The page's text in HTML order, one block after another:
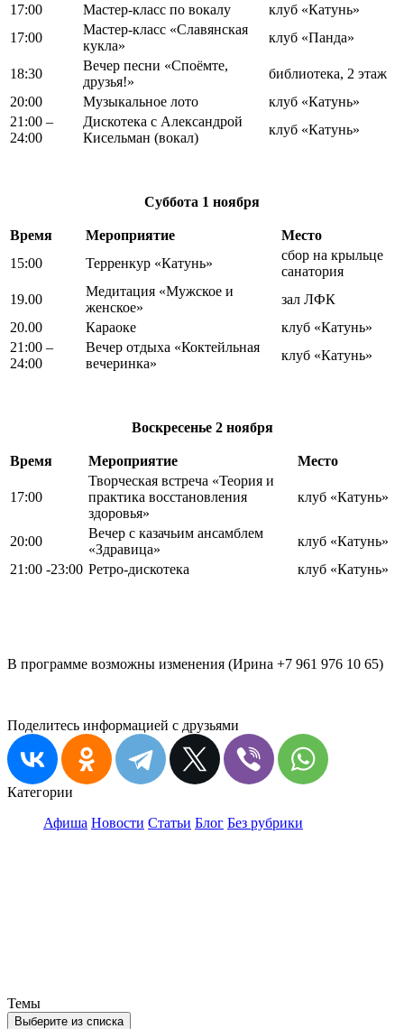
17:00
Мастер-класс по вокалу
клуб «Катунь»
17:00
Мастер-класс «Славянская
кукла»
клуб «Панда»
18:30
Вечер песни «Споёмте,
друзья!»
библиотека, 2 этаж
20:00
Музыкальное лото
клуб «Катунь»
21:00 –
24:00
Дискотека с Александрой
Кисельман (вокал)
клуб «Катунь»
Суббота 1 ноября
Время Мероприятие
Место
15:00
Терренкур «Катунь»
сбор на крыльце
санатория
19.00
Медитация «Мужское и
женское»
зал ЛФК
20.00
Караоке
клуб «Катунь»
21:00 –
24:00
Вечер отдыха «Коктейльная
вечеринка»
клуб «Катунь»
Воскресенье 2 ноября
Время Мероприятие Место
17:00
Творческая встреча «Теория и
практика восстановления
здоровья»
клуб «Катунь»
20:00
Вечер с казачьим ансамблем
«Здравица»
клуб «Катунь»
21:00 -23:00 Ретро-дискотека клуб «Катунь»
В программе возможны изменения (Ирина +7 961 976 10 65)
Поделитесь информацией с друзьями
Категории
Афиша Новости Статьи Блог Без рубрики
Темы
Выберите из списка